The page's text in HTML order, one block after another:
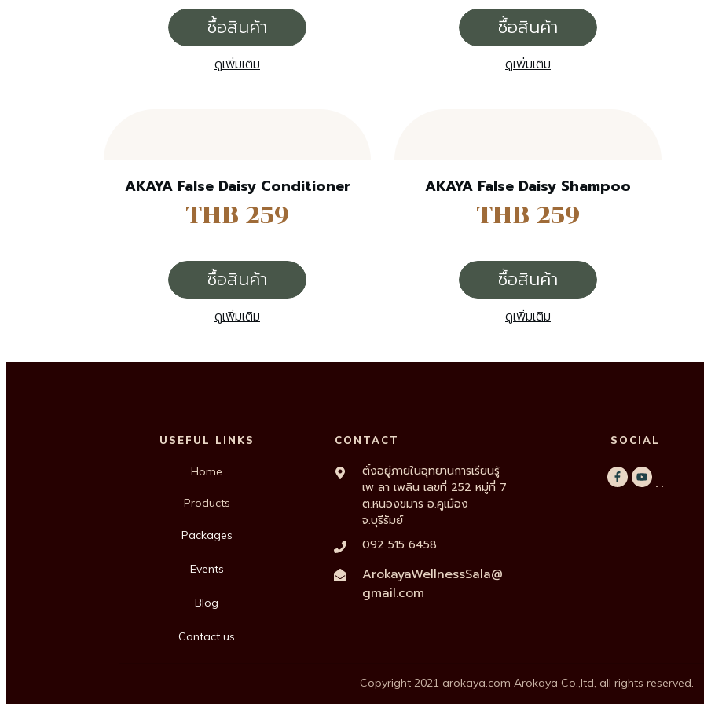
ซื้อสินค้า
ดูเพิ่มเติม
ซื้อสินค้า
ดูเพิ่มเติม
AKAYA False Daisy Conditioner
THB 259
ซื้อสินค้า
ดูเพิ่มเติม
AKAYA False Daisy Shampoo
THB 259
ซื้อสินค้า
ดูเพิ่มเติม
USEFUL LINKS
Home
Products
Packages
Events
Blog
Contact us
CONTACT
ตั้งอยู่ภายในอุทยานการเรียนรู้
เพ ลา เพลิน เลขที่ 252 หมู่ที่ 7
ต.หนองขมาร อ.คูเมือง
จ.บุรีรัมย์
092 515 6458
ArokayaWellnessSala@
gmail.com
SOCIAL
Copyright 2021arokaya.com Arokaya Co.,ltd, all rights reserved.